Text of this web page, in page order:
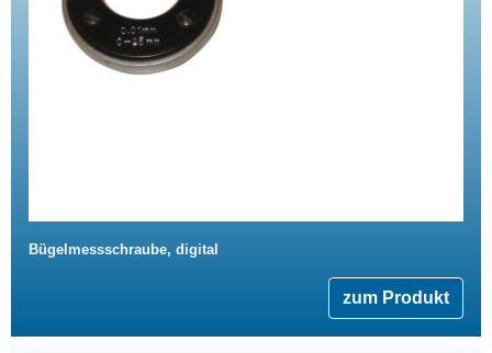
Bügelmessschraube, digital
zum Produkt